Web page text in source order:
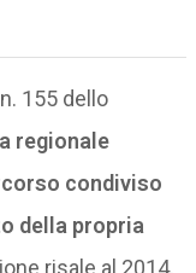
155 dello
regionale
condiviso
della propria
risale al 2014,